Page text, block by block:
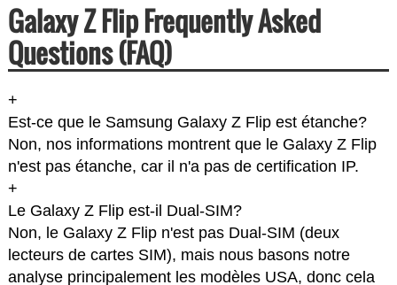
Galaxy Z Flip Frequently Asked
Questions (FAQ)
+
Est-ce que le Samsung Galaxy Z Flip est étanche?
Non, nos informations montrent que le Galaxy Z Flip
n'est pas étanche, car il n'a pas de certification IP.
+
Le Galaxy Z Flip est-il Dual-SIM?
Non, le Galaxy Z Flip n'est pas Dual-SIM (deux
lecteurs de cartes SIM), mais nous basons notre
analyse principalement les modèles USA, donc cela